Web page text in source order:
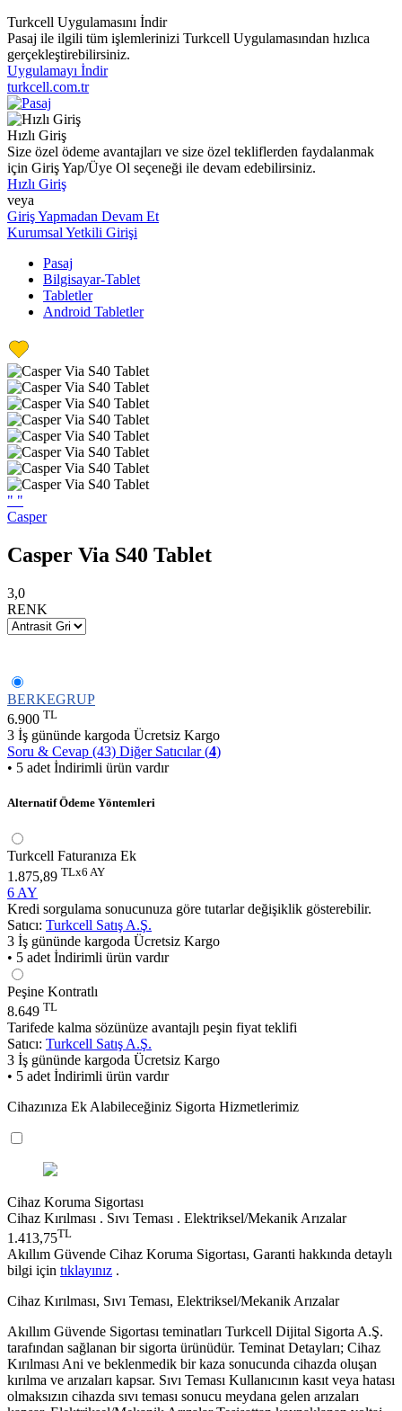
Turkcell Uygulamasını İndir
Pasaj ile ilgili tüm işlemlerinizi Turkcell Uygulamasından hızlıca
gerçekleştirebilirsiniz.
Uygulamayı İndir
turkcell.com.tr
Hızlı Giriş
Size özel ödeme avantajları ve size özel tekliflerden faydalanmak
için Giriş Yap/Üye Ol seçeneği ile devam edebilirsiniz.
Hızlı Giriş
veya
Giriş Yapmadan Devam Et
Kurumsal Yetkili Girişi
Pasaj
Bilgisayar-Tablet
Tabletler
Android Tabletler
" "
Casper
Casper Via S40 Tablet
3,0
RENK
BERKEGRUP
6.900 TL
3 İş gününde kargoda Ücretsiz Kargo
Soru & Cevap (43) Diğer Satıcılar (4)
• 5 adet İndirimli ürün vardır
Alternatif Ödeme Yöntemleri
Turkcell Faturanıza Ek
1.875,89 TLx6 AY
6 AY
Kredi sorgulama sonucunuza göre tutarlar değişiklik gösterebilir.
Satıcı: Turkcell Satış A.Ş.
3 İş gününde kargoda Ücretsiz Kargo
• 5 adet İndirimli ürün vardır
Peşine Kontratlı
8.649 TL
Tarifede kalma sözünüze avantajlı peşin fiyat teklifi
Satıcı: Turkcell Satış A.Ş.
3 İş gününde kargoda Ücretsiz Kargo
• 5 adet İndirimli ürün vardır
Cihazınıza Ek Alabileceğiniz Sigorta Hizmetlerimiz
Cihaz Koruma Sigortası
Cihaz Kırılması . Sıvı Teması . Elektriksel/Mekanik Arızalar
1.413,75TL
Akıllım Güvende Cihaz Koruma Sigortası, Garanti hakkında detaylı
bilgi için tıklayınız .
Cihaz Kırılması, Sıvı Teması, Elektriksel/Mekanik Arızalar
Akıllım Güvende Sigortası teminatları Turkcell Dijital Sigorta A.Ş.
tarafından sağlanan bir sigorta ürünüdür. Teminat Detayları; Cihaz
Kırılması Ani ve beklenmedik bir kaza sonucunda cihazda oluşan
kırılma ve arızaları kapsar. Sıvı Teması Kullanıcının kasıt veya hatası
olmaksızın cihazda sıvı teması sonucu meydana gelen arızaları